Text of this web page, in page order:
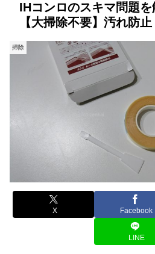
IHコンロのスキマ問題
【大掃除不要】汚れ防止
掃除
X Facebook
LINE